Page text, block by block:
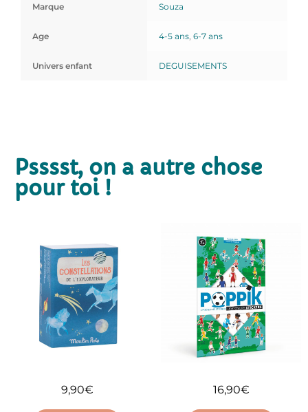
Marque Souza
Age 4-5 ans, 6-7 ans
Univers enfant DEGUISEMENTS
Psssst, on a autre chose
pour toi !
9,90€ 16,90€